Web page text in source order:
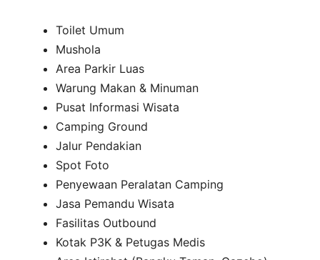
Toilet Umum
Mushola
Area Parkir Luas
Warung Makan & Minuman
Pusat Informasi Wisata
Camping Ground
Jalur Pendakian
Spot Foto
Penyewaan Peralatan Camping
Jasa Pemandu Wisata
Fasilitas Outbound
Kotak P3K & Petugas Medis